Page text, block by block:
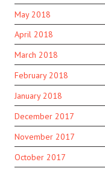
May 2018
April 2018
March 2018
February 2018
January 2018
December 2017
November 2017
October 2017